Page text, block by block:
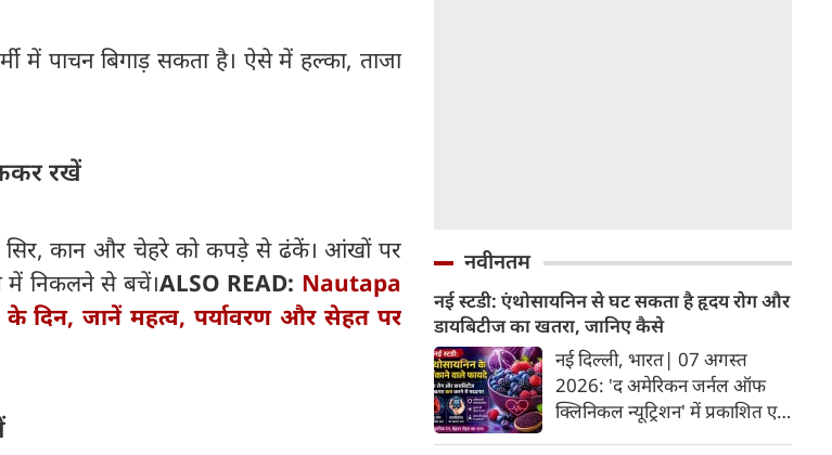
में पाचन बिगाड़ सकता है। ऐसे में हल्का, ताजा
रखें
कान और चेहरे को कपड़े से ढंकें। आंखों पर
निकलने से बचें।ALSO READ: Nautapa
दिन, जानें महत्व, पर्यावरण और सेहत पर
नवीनतम
नई स्टडी: एंथोसायनिन से घट सकता है हृदय रोग और
डायबिटीज का खतरा, जानिए कैसे
नई दिल्ली, भारत| 07 अगस्त
2026: 'द अमेरिकन जर्नल ऑफ
क्लिनिकल न्यूट्रिशन' में प्रकाशित एक